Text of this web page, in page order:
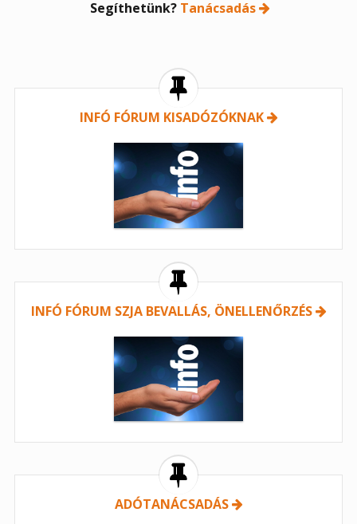
Segíthetünk? Tanácsadás
INFÓ FÓRUM KISADÓZÓKNAK
INFÓ FÓRUM SZJA BEVALLÁS, ÖNELLENŐRZÉS
ADÓTANÁCSADÁS